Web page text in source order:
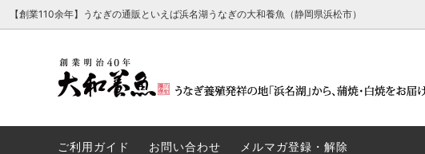
【創業110余年】うなぎの通販といえば浜名湖うなぎの大和養魚（静岡県浜松市）
ご利用ガイド
お問い合わせ メルマガ登録・解除